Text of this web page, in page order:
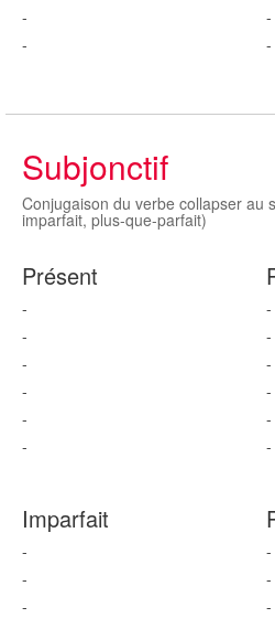
-
-
-
-
Subjonctif
Conjugaison du verbe collapser au
imparfait, plus-que-parfait)
Présent
-
-
-
-
-
-
-
-
-
-
-
-
Imparfait
-
-
-
-
-
-